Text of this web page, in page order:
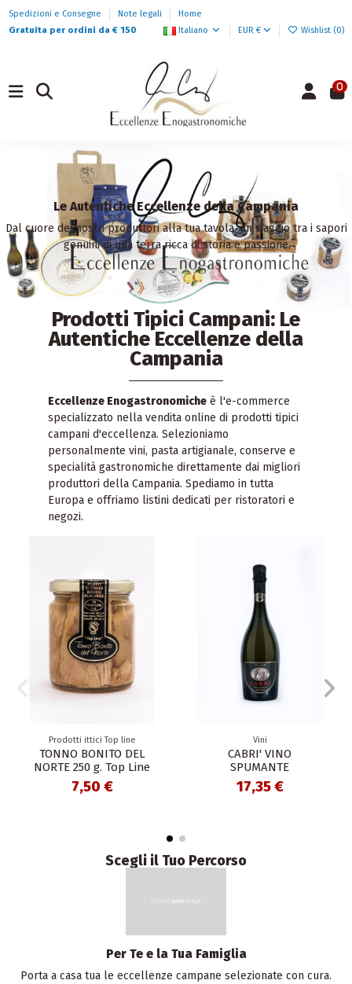
Spedizioni e Consegne Note legali
Home
Gratuita per ordini da € 150
Italiano EUR € Wishlist (0)
0
Le Autentiche Eccellenze della Campania
Dal cuore dei nostri produttori alla tua tavola, un viaggio tra i sapori
genuini di una terra ricca di storia e passione
Prodotti Tipici Campani: Le
Autentiche Eccellenze della
Campania
Eccellenze Enogastronomicheè l'e-commerce
specializzato nella vendita online di prodotti tipici
campani d'eccellenza. Selezioniamo
personalmente vini, pasta artigianale, conserve e
specialità gastronomiche direttamente dai migliori
produttori della Campania. Spediamo in tutta
Europa e offriamo listini dedicati per ristoratori e
negozi.
Prodotti ittici Top line
TONNO BONITO DEL
NORTE 250 g. Top Line
7,50 €
Vini
CABRI' VINO
SPUMANTE
17,35 €
Scegli il Tuo Percorso
Per Te e la Tua Famiglia
Porta a casa tua le eccellenze campane selezionate con cura.